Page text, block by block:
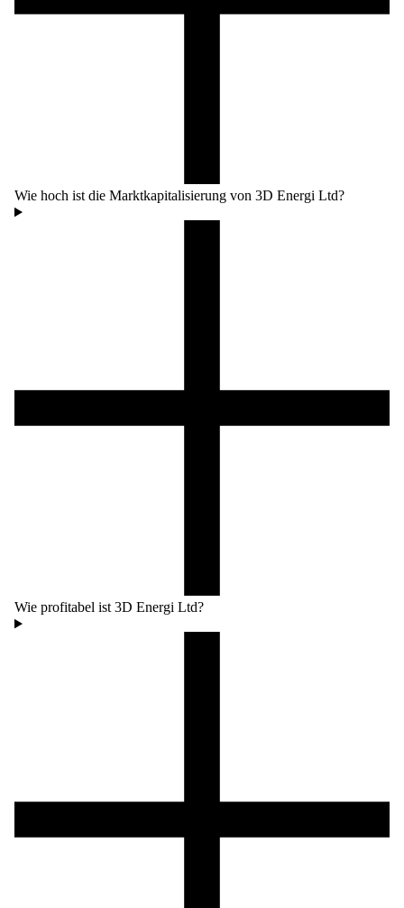
Wie hoch ist die Marktkapitalisierung von 3D Energi Ltd?
Wie profitabel ist 3D Energi Ltd?